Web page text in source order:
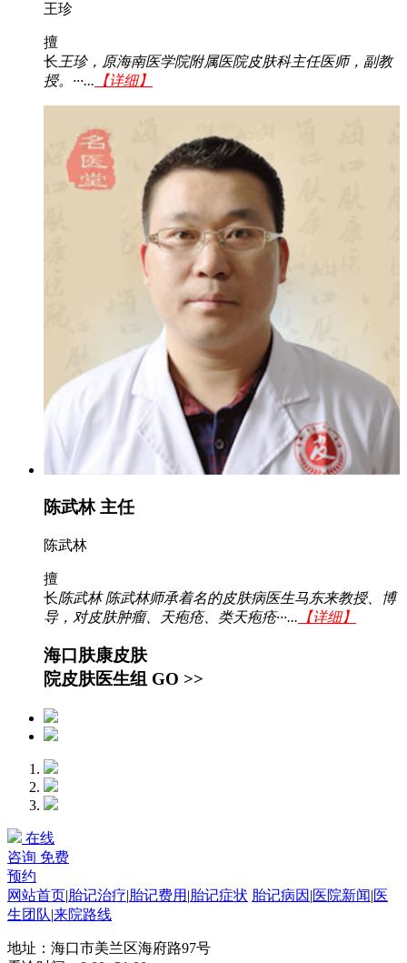
王珍
擅
长王珍，原海南医学院附属医院皮肤科主任医师，副教
授。···... 【详细】
陈武林 主任
陈武林
擅
长陈武林 陈武林师承着名的皮肤病医生马东来教授、博
导，对皮肤肿瘤、天疱疮、类天疱疮···... 【详细】
海口肤康皮肤
院皮肤医生组 GO >>
在线
咨询 免费
预约
网站首页|胎记治疗|胎记费用 |胎记症状 胎记病因 |医院新闻|医
生团队|来院路线
地址：海口市美兰区海府路97号